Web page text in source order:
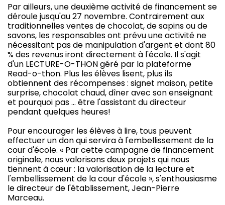
Par ailleurs, une deuxième activité de financement se
déroule jusqu'au 27 novembre. Contrairement aux
traditionnelles ventes de chocolat, de sapins ou de
savons, les responsables ont prévu une activité ne
nécessitant pas de manipulation d'argent et dont 80
% des revenus iront directement à l'école. Il s'agit
d'un LECTURE-O-THON géré par la plateforme
Read-o-thon. Plus les élèves lisent, plus ils
obtiennent des récompenses : signet maison, petite
surprise, chocolat chaud, dîner avec son enseignant
et pourquoi pas … être l'assistant du directeur
pendant quelques heures!
Pour encourager les élèves à lire, tous peuvent
effectuer un don qui servira à l'embellissement de la
cour d'école. « Par cette campagne de financement
originale, nous valorisons deux projets qui nous
tiennent à cœur : la valorisation de la lecture et
l'embellissement de la cour d'école », s'enthousiasme
le directeur de l'établissement, Jean-Pierre
Marceau.